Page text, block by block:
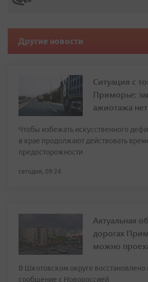
Другие новости
Ситуация с
Приморье:
ажиотажа нет
Чтобы избежать искусственного
в крае продолжают действовать
предосторожности
сегодня, 09:24
Актуальная
дорогах
можно
В Шкотовском округе восстановлено
сообщение с Новороссией